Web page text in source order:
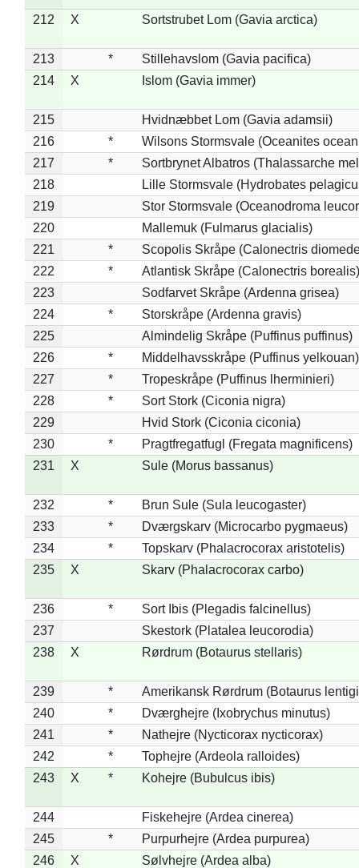
212 X Sortstrubet Lom (Gavia arctica)
213 *
Stillehavslom (Gavia pacifica)
214
X Islom (Gavia immer)
215
Hvidnæbbet Lom (Gavia adamsii)
216
*
Wilsons Stormsvale (Oceanites
217
*
Sortbrynet Albatros (Thalassarche
218
Lille Stormsvale (Hydrobates
219
Stor Stormsvale (Oceanodroma
220
Mallemuk (Fulmarus glacialis)
221
*
Scopolis Skråpe (Calonectris
222
*
Atlantisk Skråpe (Calonectris borealis)
223
Sodfarvet Skråpe (Ardenna grisea)
224
*
Storskråpe (Ardenna gravis)
225
Almindelig Skråpe (Puffinus puffinus)
226
*
Middelhavsskråpe (Puffinus yelkouan)
227
*
Tropeskråpe (Puffinus lherminieri)
228
*
Sort Stork (Ciconia nigra)
229
Hvid Stork (Ciconia ciconia)
230
*
Pragtfregatfugl (Fregata magnificens)
231
X Sule (Morus bassanus)
232 *
Brun Sule (Sula leucogaster)
233
*
Dværgskarv (Microcarbo pygmaeus)
234
*
Topskarv (Phalacrocorax aristotelis)
235
X Skarv (Phalacrocorax carbo)
236 *
Sort Ibis (Plegadis falcinellus)
237
Skestork (Platalea leucorodia)
238
X Rørdrum (Botaurus stellaris)
239 *
Amerikansk Rørdrum (Botaurus
240
*
Dværghejre (Ixobrychus minutus)
241
*
Nathejre (Nycticorax nycticorax)
242
*
Tophejre (Ardeola ralloides)
243
X * Kohejre (Bubulcus ibis)
244
Fiskehejre (Ardea cinerea)
245
*
Purpurhejre (Ardea purpurea)
246
X Sølvhejre (Ardea alba)